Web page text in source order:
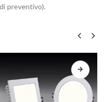
preventivo).